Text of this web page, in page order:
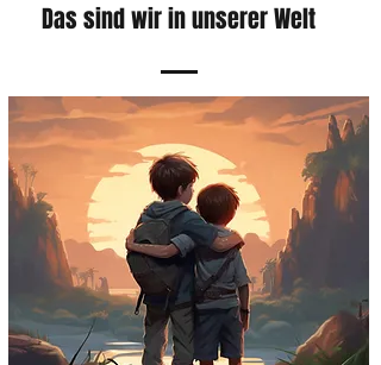
Das sind wir in unserer Welt